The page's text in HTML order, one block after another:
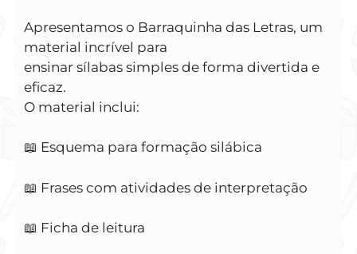
Apresentamos o Barraquinha das Letras, um
material incrível para
ensinar sílabas simples de forma divertida e
eficaz.
O material inclui:
📖 Esquema para formação silábica
📖 Frases com atividades de interpretação
📖 Ficha de leitura